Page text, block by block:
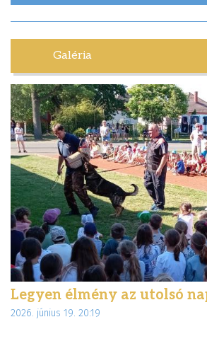
Galéria
Legyen élmény az utolsó
2026. június 19. 20:19